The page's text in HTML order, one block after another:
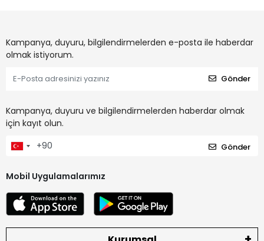
Kampanya, duyuru, bilgilendirmelerden e-posta ile haberdar
olmak istiyorum.
Gönder
Kampanya, duyuru ve bilgilendirmelerden haberdar olmak
için kayıt olun.
Gönder
Mobil Uygulamalarımız